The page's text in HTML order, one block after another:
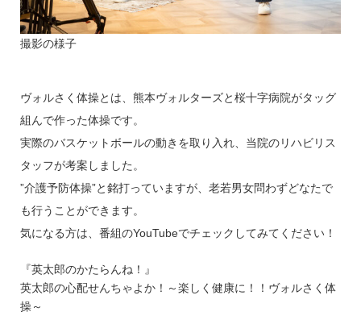
撮影の様子
ヴォルさく体操とは、熊本ヴォルターズと桜十字病院がタッグ
組んで作った体操です。
実際のバスケットボールの動きを取り入れ、当院のリハビリス
タッフが考案しました。
”介護予防体操”と銘打っていますが、老若男女問わずどなたで
も行うことができます。
気になる方は、番組のYouTubeでチェックしてみてください！
『英太郎のかたらんね！』
英太郎の心配せんちゃよか！～楽しく健康に！！ヴォルさく体
操～